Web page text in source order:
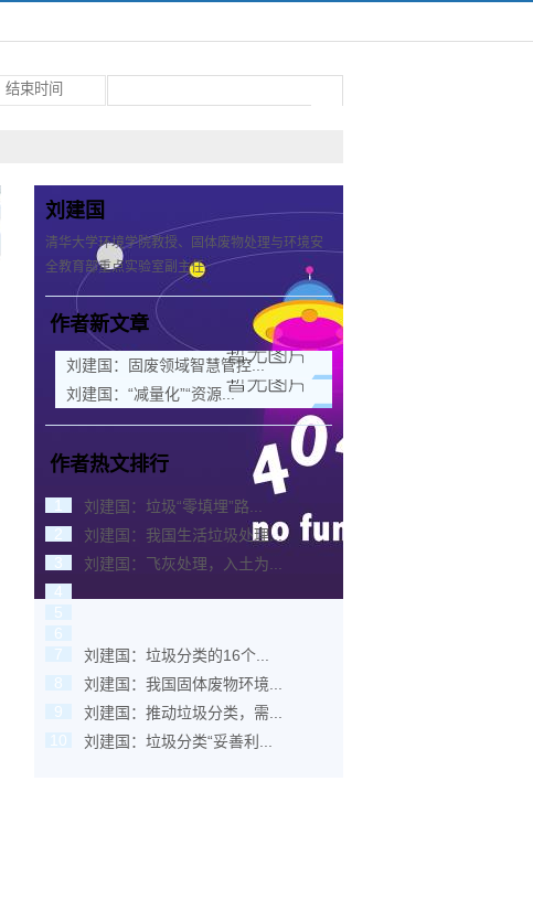
刘建国
清华大学环境学院教授、固体废物处理与环境安
全教育部重点实验室副主任
作者新文章
刘建国：固废领域智慧管控...
刘建国：“减量化”“资源...
作者热文排行
1
刘建国：垃圾“零填埋”路...
2
刘建国：我国生活垃圾处理...
3
刘建国：飞灰处理，入土为...
4
5
6
7
刘建国：垃圾分类的16个...
8
刘建国：我国固体废物环境...
9
刘建国：推动垃圾分类，需...
10
刘建国：垃圾分类“妥善利...